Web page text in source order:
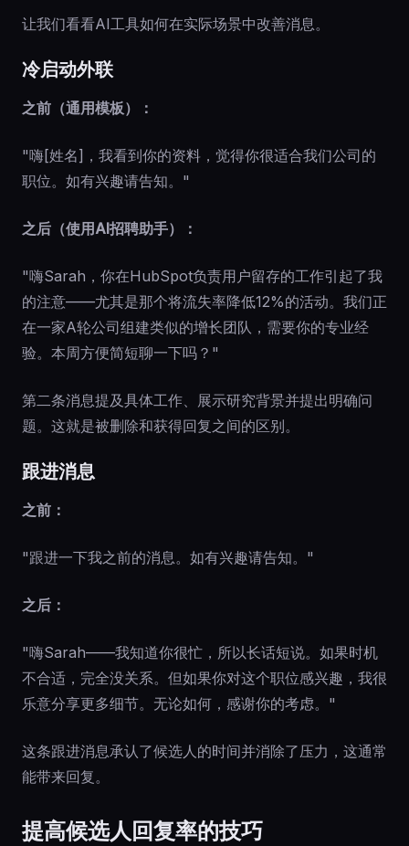
让我们看看AI工具如何在实际场景中改善消息。
冷启动外联
之前（通用模板）：
"嗨[姓名]，我看到你的资料，觉得你很适合我们公司的
职位。如有兴趣请告知。"
之后（使用AI招聘助手）：
"嗨Sarah，你在HubSpot负责用户留存的工作引起了我
的注意——尤其是那个将流失率降低12%的活动。我们正
在一家A轮公司组建类似的增长团队，需要你的专业经
验。本周方便简短聊一下吗？"
第二条消息提及具体工作、展示研究背景并提出明确问
题。这就是被删除和获得回复之间的区别。
跟进消息
之前：
"跟进一下我之前的消息。如有兴趣请告知。"
之后：
"嗨Sarah——我知道你很忙，所以长话短说。如果时机
不合适，完全没关系。但如果你对这个职位感兴趣，我很
乐意分享更多细节。无论如何，感谢你的考虑。"
这条跟进消息承认了候选人的时间并消除了压力，这通常
能带来回复。
提高候选人回复率的技巧